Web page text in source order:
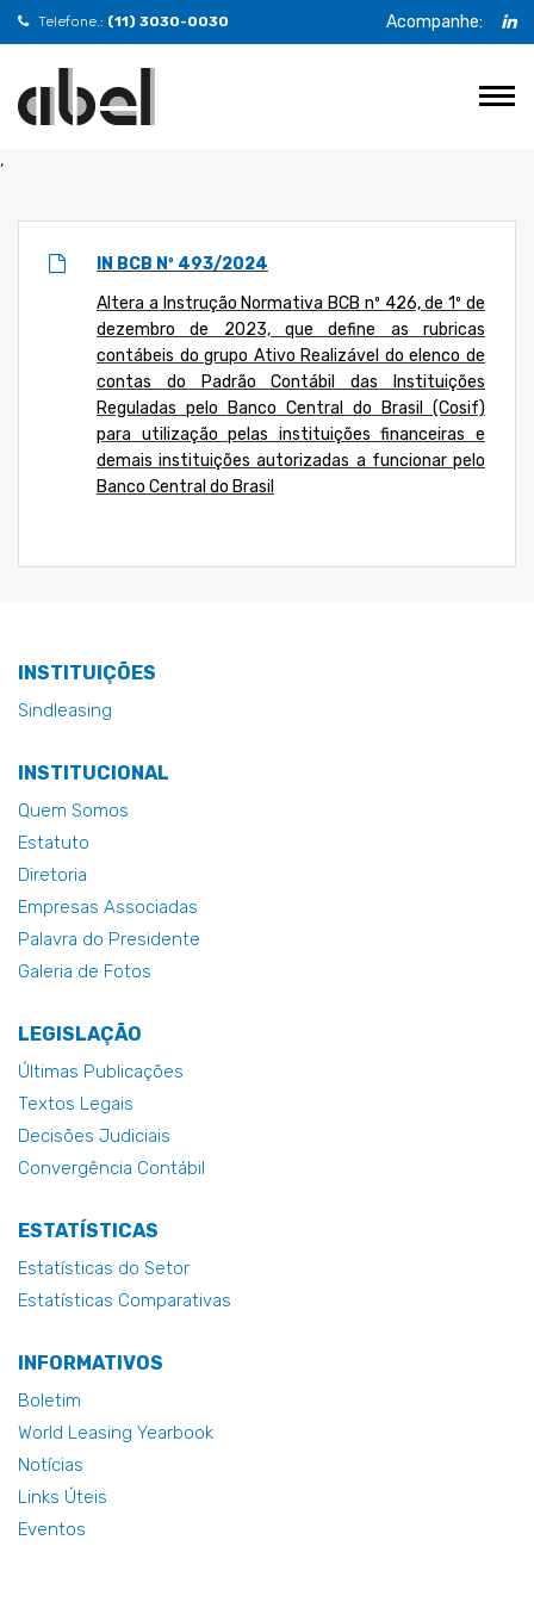
,
Telefone.: (11) 3030-0030 Acompanhe:
IN BCB Nº 493/2024
Altera a Instrução Normativa BCB nº 426, de 1º de
dezembro de 2023, que define as rubricas
contábeis do grupo Ativo Realizável do elenco de
contas do Padrão Contábil das Instituições
Reguladas pelo Banco Central do Brasil (Cosif)
para utilização pelas instituições financeiras e
demais instituições autorizadas a funcionar pelo
Banco Central do Brasil
INSTITUIÇÕES
Sindleasing
INSTITUCIONAL
Quem Somos
Estatuto
Diretoria
Empresas Associadas
Palavra do Presidente
Galeria de Fotos
LEGISLAÇÃO
Últimas Publicações
Textos Legais
Decisões Judiciais
Convergência Contábil
ESTATÍSTICAS
Estatísticas do Setor
Estatísticas Comparativas
INFORMATIVOS
Boletim
World Leasing Yearbook
Notícias
Links Úteis
Eventos